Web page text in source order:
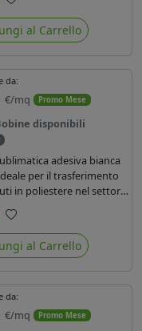
Preferiti
al Carrello
da:
€/mq Promo Mese
disponibili
adesiva bianca
per il trasferimento
in poliestere nel settore
.
Preferiti
al Carrello
da:
€/mq Promo Mese